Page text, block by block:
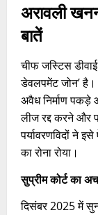
अरावली
बातें
चीफ जस्टिस
डेवलपमेंट जोन’
अवैध निर्माण पकड़े
लीज रद्द करने और
पर्यावरणविदों ने
का रोना रोया।
सुप्रीम कोर्ट का
दिसंबर 2025 में